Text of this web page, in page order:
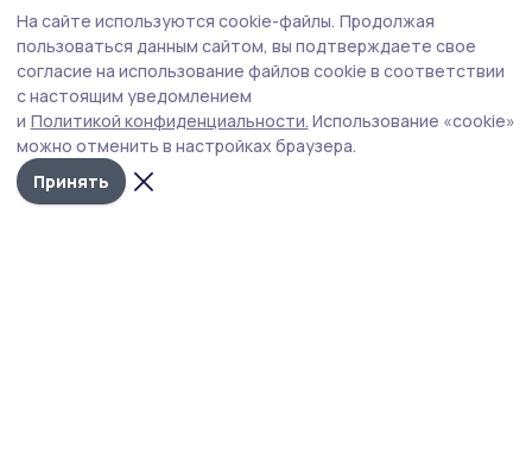
Помним, гордимся: «Ростелеком», Единая
Россия и «Леста» проведут кибертурнир
«Битва за Москву»
На сайте используются cookie-файлы. Продолжая
пользоваться данным сайтом, вы подтверждаете свое
согласие на использование файлов cookie в соответствии
с настоящим уведомлением
и Политикой конфиденциальности. Использование «cookie»
можно отменить в настройках браузера.
Принять